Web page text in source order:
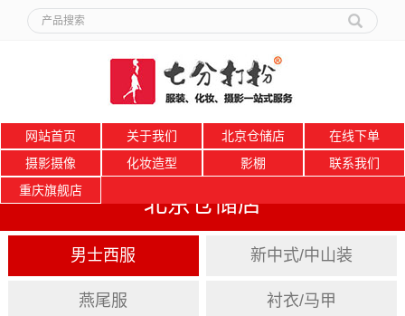
网站首页 关于我们 北京仓储店
在线下单
摄影摄像
化妆造型 影棚
联系我们
重庆旗舰店
北京仓储店
男士西服 新中式/中山装
燕尾服 衬衣/马甲